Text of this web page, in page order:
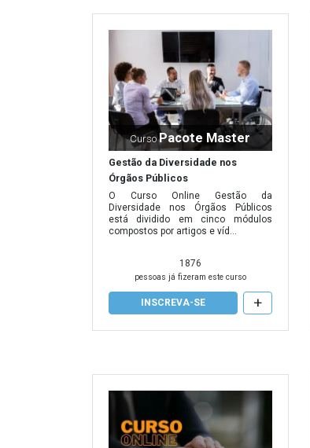
CursoPacote Master
Gestão da Diversidade nos
Órgãos Públicos
O Curso Online Gestão da
Diversidade nos Órgãos Públicos
está dividido em cinco módulos
compostos por artigos e víd...
1876
pessoas já fizeram este curso
INSCREVA-SE +